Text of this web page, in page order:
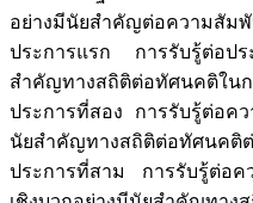
อย่างมีนัยสำคัญต่อความสัม
ประการแรก การรับรู้ต่อปร
สำคัญทางสถิติต่อทัศนคติใน
ประการที่สอง การรับรู้ต่อค
นัยสำคัญทางสถิติต่อทัศนคติต่
ประการที่สาม การรับรู้ต่อค